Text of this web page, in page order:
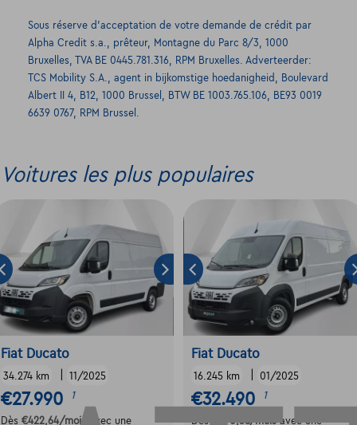
Sous réserve d’acceptation de votre demande de crédit par
Alpha Credit s.a., prêteur, Montagne du Parc 8/3, 1000
Bruxelles, TVA BE 0445.781.316, RPM Bruxelles. Adverteerder:
TCS Mobility S.A., agent in bijkomstige hoedanigheid, Boulevard
Albert II 4, B12, 1000 Brussel, BTW BE 1003.765.106, BE93 0019
6639 0767, RPM Brussel.
Voitures les plus populaires
Fiat Ducato
34.274 km 11/2025
€27.990 1
Dès €422,64/mois
avec une
Fiat Ducato
16.245 km 01/2025
€32.490 1
Dès €490,58/moisavec une